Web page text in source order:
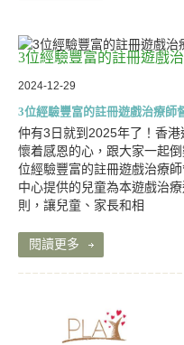
3位經驗豐富的註冊遊戲
2024-12-29
3位經驗豐富的註冊遊戲治療師
仲有3日就到2025年了！香
懷着感恩的心，跟大家一起
位經驗豐富的註冊遊戲治療
中心提供的兒童為本遊戲治
則，讓兒童、家長和相
閱讀更多